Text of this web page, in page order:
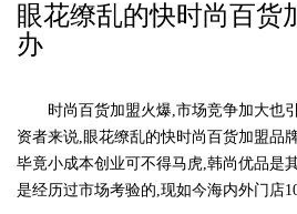
眼花缭乱的快时尚百货
办
时尚百货加盟火爆,市场竞争加大也
资者来说,眼花缭乱的快时尚百货加盟品
毕竟小成本创业可不得马虎,韩尚优品是
是经历过市场考验的,现如今海内外门店